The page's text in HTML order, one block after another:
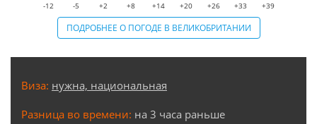
-12 -5 +2 +8 +14 +20 +26 +33 +39
ПОДРОБНЕЕ О ПОГОДЕ В ВЕЛИКОБРИТАНИИ
Виза: нужна, национальная
Разница во времени: на 3 часа раньше